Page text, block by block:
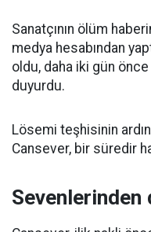
Sanatçının ölüm
medya hesabından
oldu, daha iki gün önce
duyurdu.
Lösemi teşhisinin
Cansever, bir süredir